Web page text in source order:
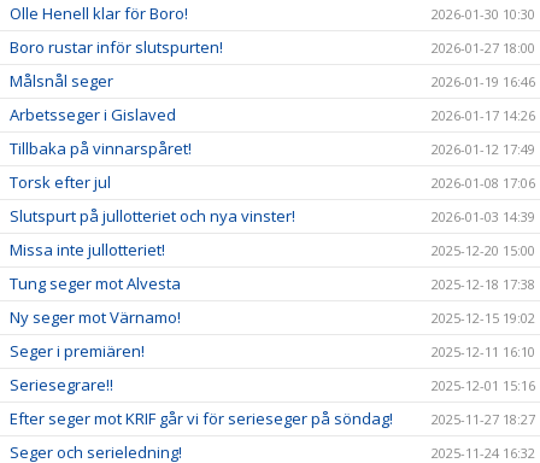
Olle Henell klar för Boro! 2026-01-30 10:30
Boro rustar inför slutspurten! 2026-01-27 18:00
Målsnål seger 2026-01-19 16:46
Arbetsseger i Gislaved 2026-01-17 14:26
Tillbaka på vinnarspåret! 2026-01-12 17:49
Torsk efter jul 2026-01-08 17:06
Slutspurt på jullotteriet och nya vinster! 2026-01-03 14:39
Missa inte jullotteriet! 2025-12-20 15:00
Tung seger mot Alvesta 2025-12-18 17:38
Ny seger mot Värnamo! 2025-12-15 19:02
Seger i premiären! 2025-12-11 16:10
Seriesegrare!! 2025-12-01 15:16
Efter seger mot KRIF går vi för serieseger på söndag! 2025-11-27 18:27
Seger och serieledning! 2025-11-24 16:32